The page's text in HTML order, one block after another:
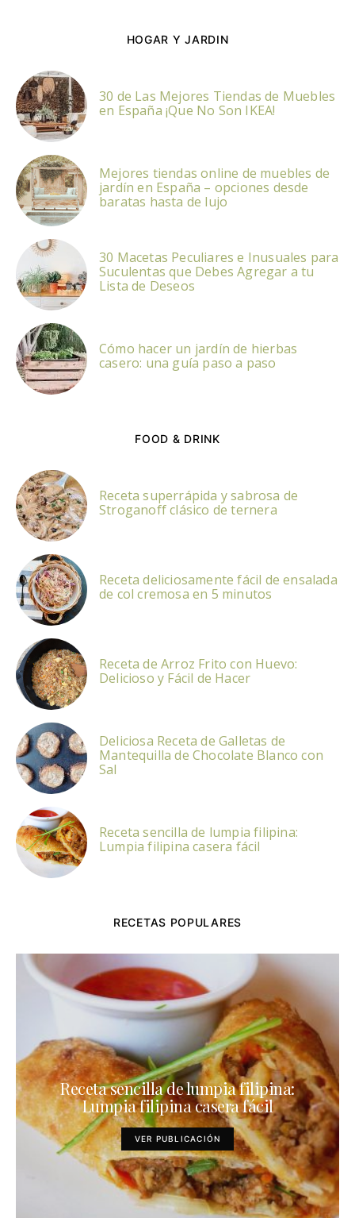
HOGAR Y JARDIN
30 de Las Mejores Tiendas de Muebles
en España ¡Que No Son IKEA!
Mejores tiendas online de muebles de
jardín en España – opciones desde
baratas hasta de lujo
30 Macetas Peculiares e Inusuales para
Suculentas que Debes Agregar a tu
Lista de Deseos
Cómo hacer un jardín de hierbas
casero: una guía paso a paso
FOOD & DRINK
Receta superrápida y sabrosa de
Stroganoff clásico de ternera
Receta deliciosamente fácil de ensalada
de col cremosa en 5 minutos
Receta de Arroz Frito con Huevo:
Delicioso y Fácil de Hacer
Deliciosa Receta de Galletas de
Mantequilla de Chocolate Blanco con
Sal
Receta sencilla de lumpia filipina:
Lumpia filipina casera fácil
RECETAS POPULARES
Receta sencilla de lumpia filipina:
Lumpia filipina casera fácil
VER PUBLICACIÓN